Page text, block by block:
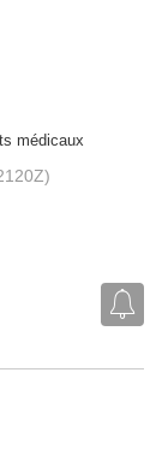
médicaux